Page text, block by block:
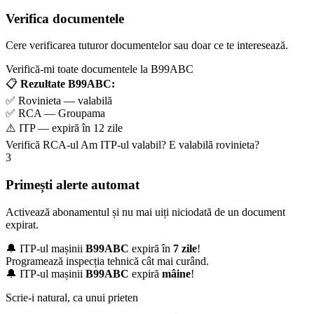
Verifica documentele
Cere verificarea tuturor documentelor sau doar ce te interesează.
Verifică-mi toate documentele la B99ABC
📋 Rezultate B99ABC:
✅ Rovinieta — valabilă
✅ RCA — Groupama
⚠️ ITP — expiră în 12 zile
Verifică RCA-ulAm ITP-ul valabil? E valabilă rovinieta?
3
Primești alerte automat
Activează abonamentul și nu mai uiți niciodată de un document
expirat.
🔔 ITP-ul mașinii B99ABC expiră în 7 zile!
Programează inspecția tehnică cât mai curând.
🔔 ITP-ul mașinii B99ABC expiră mâine!
Scrie-i natural, ca unui prieten